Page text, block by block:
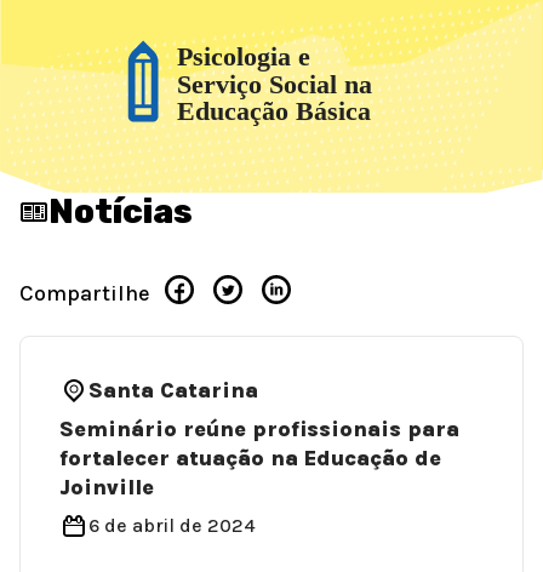
Notícias
Compartilhe
Santa Catarina
Seminário reúne profissionais para
fortalecer atuação na Educação de
Joinville
6 de abril de 2024